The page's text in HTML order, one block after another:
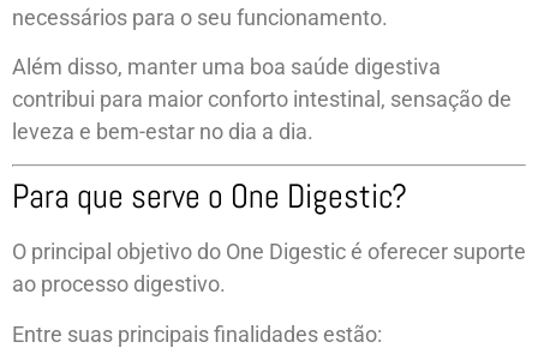
necessários para o seu funcionamento.
Além disso, manter uma boa saúde digestiva
contribui para maior conforto intestinal, sensação de
leveza e bem-estar no dia a dia.
Para que serve o One Digestic?
O principal objetivo do One Digestic é oferecer suporte
ao processo digestivo.
Entre suas principais finalidades estão: